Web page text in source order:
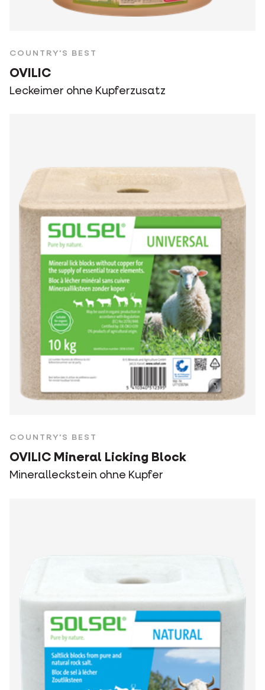
COUNTRY'S BEST
OVILIC
Leckeimer ohne Kupferzusatz
COUNTRY'S BEST
OVILIC Mineral Licking Block
Mineralleckstein ohne Kupfer